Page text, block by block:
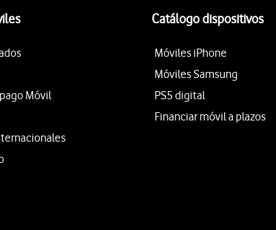
Móvil
Catálogo dispositivos
Móviles iPhone
Móviles Samsung
PS5 digital
Financiar móvil a plazos